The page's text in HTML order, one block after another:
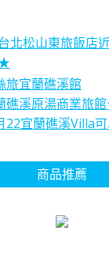
台北松山東旅飯店
旅宜蘭礁溪館
礁溪原湯商業旅
22宜蘭礁溪Villa
商品推薦